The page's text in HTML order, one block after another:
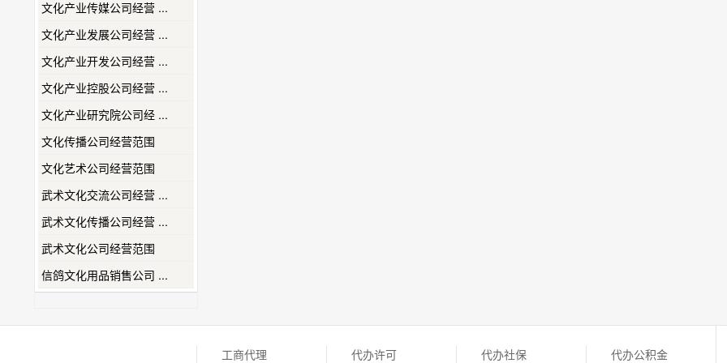
文化产业传媒公司经营 ...
文化产业发展公司经营 ...
文化产业开发公司经营 ...
文化产业控股公司经营 ...
文化产业研究院公司经 ...
文化传播公司经营范围
文化艺术公司经营范围
武术文化交流公司经营 ...
武术文化传播公司经营 ...
武术文化公司经营范围
信鸽文化用品销售公司 ...
工商代理 代办许可 代办社保 代办公积金